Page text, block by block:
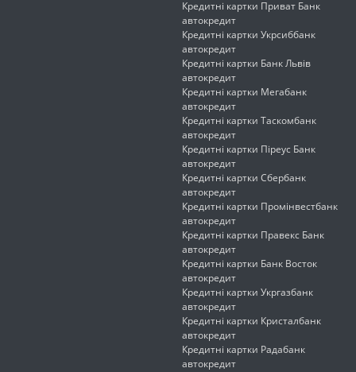
Кредитні картки Приват Банк
автокредит
Кредитні картки Укрсиббанк
автокредит
Кредитні картки Банк Львів
автокредит
Кредитні картки Мегабанк
автокредит
Кредитні картки Таскомбанк
автокредит
Кредитні картки Піреус Банк
автокредит
Кредитні картки Сбербанк
автокредит
Кредитні картки Промінвестбанк
автокредит
Кредитні картки Правекс Банк
автокредит
Кредитні картки Банк Восток
автокредит
Кредитні картки Укргазбанк
автокредит
Кредитні картки Кристалбанк
автокредит
Кредитні картки Радабанк
автокредит